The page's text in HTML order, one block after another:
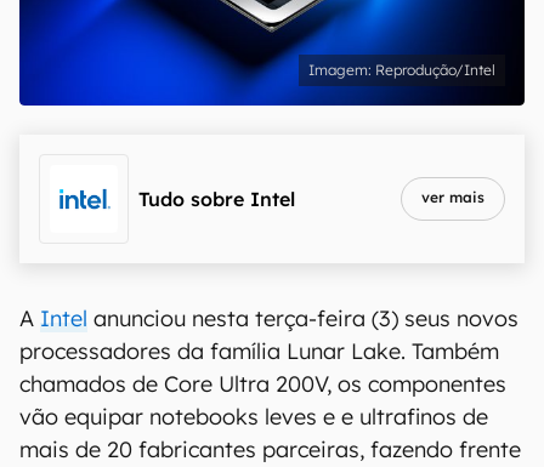
Reprodução/Intel
Tudo sobre Intel ver mais
A Intel anunciou nesta terça-feira (3) seus novos
processadores da família Lunar Lake. Também
chamados de Core Ultra 200V, os componentes
vão equipar notebooks leves e e ultrafinos de
mais de 20 fabricantes parceiras, fazendo frente